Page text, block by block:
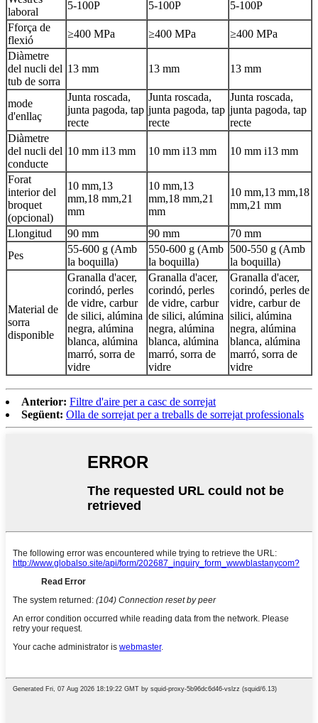
laboral
5-100P 5-100P
5-100P
Fforça de
flexió
≥400 MPa ≥400 MPa
≥400 MPa
Diàmetre
del nucli del
tub de sorra
13 mm 13 mm 13 mm
mode
d'enllaç
Junta roscada,
junta pagoda, tap
recte
Junta roscada,
junta pagoda, tap
recte
Junta roscada,
junta pagoda, tap
recte
Diàmetre
del nucli del
conducte
10 mm i13 mm 10 mm i13 mm 10 mm i13 mm
Forat
interior del
broquet
(opcional)
10 mm,13
mm,18 mm,21
mm
10 mm,13
mm,18 mm,21
mm
10 mm,13 mm,18
mm,21 mm
Llongitud 90 mm 90 mm
70 mm
Pes
55-600 g (Amb
la boquilla)
550-600 g (Amb
la boquilla)
500-550 g (Amb
la boquilla)
Material de
sorra
disponible
Granalla d'acer,
corindó, perles
de vidre, carbur
de silici, alúmina
negra, alúmina
blanca, alúmina
marró, sorra de
vidre
Granalla d'acer,
corindó, perles
de vidre, carbur
de silici, alúmina
negra, alúmina
blanca, alúmina
marró, sorra de
vidre
Granalla d'acer,
corindó, perles de
vidre, carbur de
silici, alúmina
negra, alúmina
blanca, alúmina
marró, sorra de
vidre
Anterior: Filtre d'aire per a casc de sorrejat
Següent: Olla de sorrejat per a treballs de sorrejat professionals